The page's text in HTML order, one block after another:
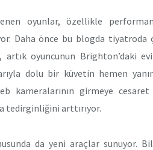
oyunlar, özellikle
Daha önce bu blogda tiyatroda
oyuncunun Brighton’daki
dolu bir küvetin hemen
kameralarının girmeye
arttırıyor.
da yeni araçlar sunuyor.